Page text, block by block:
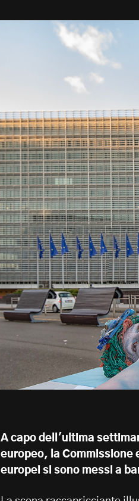
A capo dell'ultima
europeo, la Commissione
europei si sono messi a